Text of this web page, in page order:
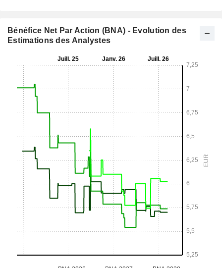
Bénéfice Net Par Action (BNA) - Evolution des
Estimations des Analystes